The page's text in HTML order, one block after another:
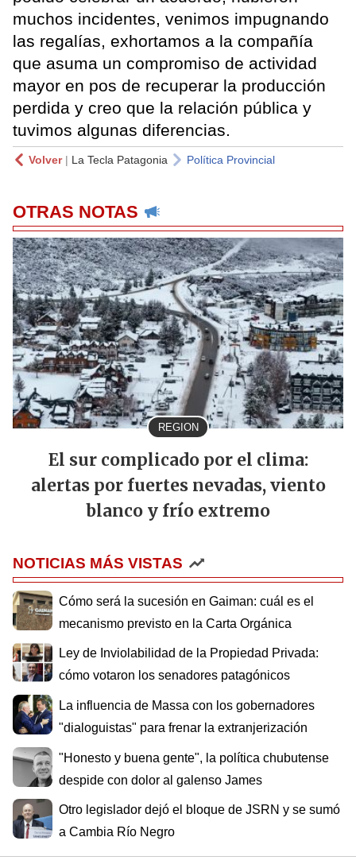
muchos incidentes, venimos impugnando
las regalías, exhortamos a la compañía
que asuma un compromiso de actividad
mayor en pos de recuperar la producción
perdida y creo que la relación pública y
tuvimos algunas diferencias.
Volver| La Tecla Patagonia Política Provincial
OTRAS NOTAS
REGION
El sur complicado por el clima:
alertas por fuertes nevadas, viento
blanco y frío extremo
NOTICIAS MÁS VISTAS
Cómo será la sucesión en Gaiman: cuál es el
mecanismo previsto en la Carta Orgánica
Ley de Inviolabilidad de la Propiedad Privada:
cómo votaron los senadores patagónicos
La influencia de Massa con los gobernadores
"dialoguistas" para frenar la extranjerización
"Honesto y buena gente", la política chubutense
despide con dolor al galenso James
Otro legislador dejó el bloque de JSRN y se sumó
a Cambia Río Negro